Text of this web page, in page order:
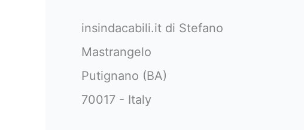
insindacabili.it di Stefano
Mastrangelo
Putignano (BA)
70017 - Italy